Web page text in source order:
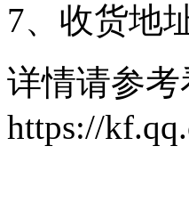
7、收货地
详情请参
https://